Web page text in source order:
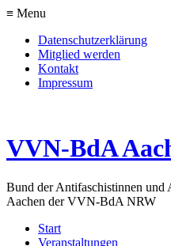
≡ Menu
Datenschutzerklärung
Mitglied werden
Kontakt
Impressum
VVN-BdA
Bund der Antifaschistinnen und
Aachen der VVN-BdA NRW
Start
Veranstaltungen